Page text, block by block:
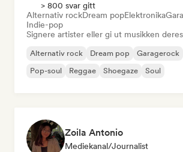
> 800 svar gitt
Alternativ rockDream popElektronika
Indie-pop
Signere artister eller gi ut musikken deres
Alternativ rock Dream pop Garagerock
Pop-soul
Reggae Shoegaze Soul
Zoila Antonio
Mediekanal/journalist